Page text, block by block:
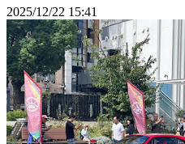
2025/12/22 15:41